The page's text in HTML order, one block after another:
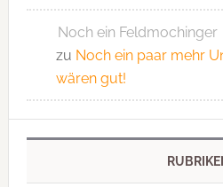
Noch ein Feldmochinger
zu Noch ein paar mehr
wären gut!